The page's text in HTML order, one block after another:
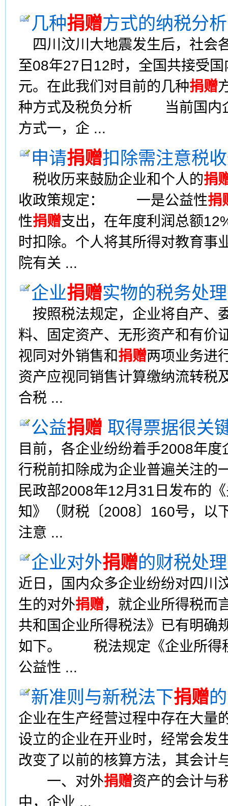
几种捐赠方式的纳税分析
四川汶川大地震发生后，社会
至08年27日12时，全国共接受
元。在此我们对目前的几种捐赠
种方式及税负分析 当前国内
方式一，企 ...
申请捐赠扣除需注意税
税收历来鼓励企业和个人的捐
收政策规定： 一是公益性捐
性捐赠支出，在年度利润总额
时扣除。个人将其所得对教育事
院有关 ...
企业捐赠实物的税务处理
按照税法规定，企业将自产、
料、固定资产、无形资产和有价
视同对外销售和捐赠两项业务进
资产应视同销售计算缴纳流转税
合税 ...
公益捐赠 取得票据很关
目前，各企业纷纷着手2008年
行税前扣除成为企业普遍关注的
民政部2008年12月31日发布的
知》（财税〔2008〕160号，以
注意 ...
企业对外捐赠的财税处
近日，国内众多企业纷纷对四川
生的对外捐赠，就企业所得税而
共和国企业所得税法》已有明确
如下。 税法规定《企业所得税
公益性 ...
新准则与新税法下捐赠
企业在生产经营过程中存在大量
设立的企业在开业时，经常会发
改变了以前的核算方法，其会计
一、对外捐赠资产的会计
中，企业 ...